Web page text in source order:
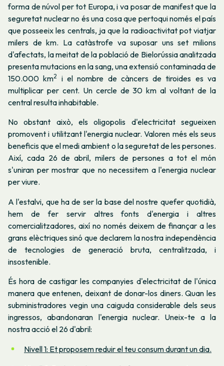
forma de núvol per tot Europa, i va posar de manifest que la
seguretat nuclear no és una cosa que pertoqui només el país
que posseeix les centrals, ja que la radioactivitat pot viatjar
milers de km. La catàstrofe va suposar uns set milions
d'afectats, la meitat de la població de Bielorússia analitzada
presenta mutacions en la sang, una extensió contaminada de
150.000 km2
i el nombre de càncers de tiroides es va
multiplicar per cent. Un cercle de 30 km al voltant de la
central resulta inhabitable.
No obstant això, els oligopolis d'electricitat segueixen
promovent i utilitzant l'energia nuclear. Valoren més els seus
beneficis que el medi ambient o la seguretat de les persones.
Així, cada 26 de abril, milers de persones a tot el món
s'uniran per mostrar que no necessitem a l'energia nuclear
per viure.
A l'estalvi, que ha de ser la base del nostre quefer quotidià,
hem de fer servir altres fonts d'energia i altres
comercialitzadores, així no només deixem de finançar a les
grans elèctriques sinó que declarem la nostra independència
de tecnologies de generació bruta, centralitzada, i
insostenible.
És hora de castigar les companyies d'electricitat de l'única
manera que entenen, deixant de donar-los diners. Quan les
subministradores vegin una caiguda considerable dels seus
ingressos, abandonaran l'energia nuclear. Uneix-te a la
nostra acció el 26 d'abril:
Nivell 1: Et proposem reduir el teu consum durant un dia.